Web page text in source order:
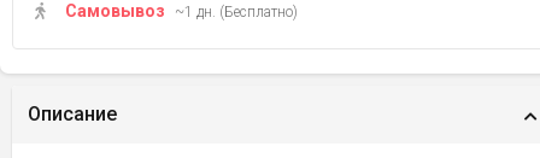
Самовывоз ~1 дн. (Бесплатно)
Описание